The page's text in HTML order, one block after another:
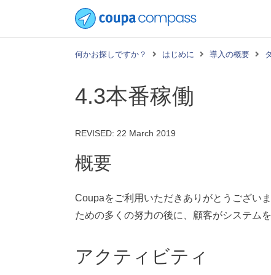
何かお探しですか？ はじめに 導入の概要
4.3本番稼働
REVISED: 22 March 2019
概要
Coupaをご利用いただきありがとうござい
ための多くの努力の後に、顧客がシステム
アクティビティ